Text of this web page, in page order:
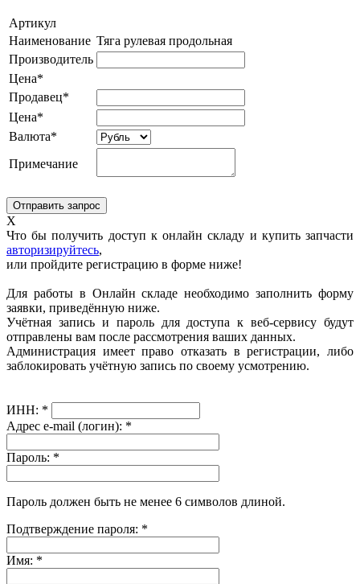
Артикул
Наименование Тяга рулевая продольная
Производитель
Цена*
Продавец*
Цена*
Валюта*
Примечание
X
Что бы получить доступ к онлайн складу и купить запчасти
авторизируйтесь,
или пройдите регистрацию в форме ниже!
Для работы в Онлайн складе необходимо заполнить форму
заявки, приведённую ниже.
Учётная запись и пароль для доступа к веб-сервису будут
отправлены вам после рассмотрения ваших данных.
Администрация имеет право отказать в регистрации, либо
заблокировать учётную запись по своему усмотрению.
ИНН: *
Адрес e-mail (логин): *
Пароль: *
Пароль должен быть не менее 6 символов длиной.
Подтверждение пароля: *
Имя: *